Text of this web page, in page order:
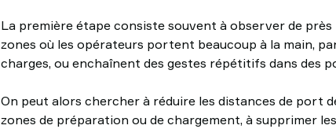
La première étape consiste souvent à observer de près
zones où les opérateurs portent beaucoup à la main,
charges, ou enchaînent des gestes répétitifs dans des
On peut alors chercher à réduire les distances de port
zones de préparation ou de chargement, à supprimer